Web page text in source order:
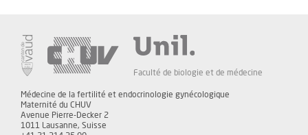
Faculté de biologie et de médecine
Médecine de la fertilité et endocrinologie gynécologique
Maternité du CHUV
Avenue Pierre-Decker 2
1011 Lausanne, Suisse